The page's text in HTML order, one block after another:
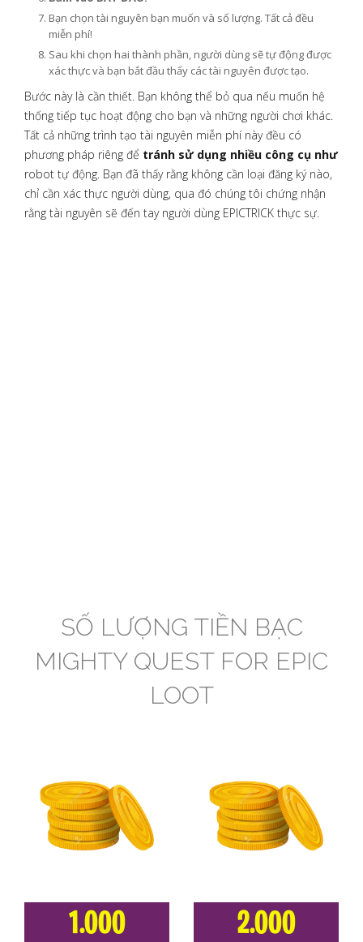
Bạn chọn tài nguyên bạn muốn và số lượng. Tất cả đều
miễn phí!
Sau khi chọn hai thành phần, người dùng sẽ tự động được
xác thực và bạn bắt đầu thấy các tài nguyên được tạo.
Bước này là cần thiết. Bạn không thể bỏ qua nếu muốn hệ
thống tiếp tục hoạt động cho bạn và những người chơi khác.
Tất cả những trình tạo tài nguyên miễn phí này đều có
phương pháp riêng để tránh sử dụng nhiều công cụ như
robot tự động. Bạn đã thấy rằng không cần loại đăng ký nào,
chỉ cần xác thực người dùng, qua đó chúng tôi chứng nhận
rằng tài nguyên sẽ đến tay người dùng EPICTRICK thực sự.
SỐ LƯỢNG TIỀN BẠC
MIGHTY QUEST FOR EPIC
LOOT
1.000 2.000